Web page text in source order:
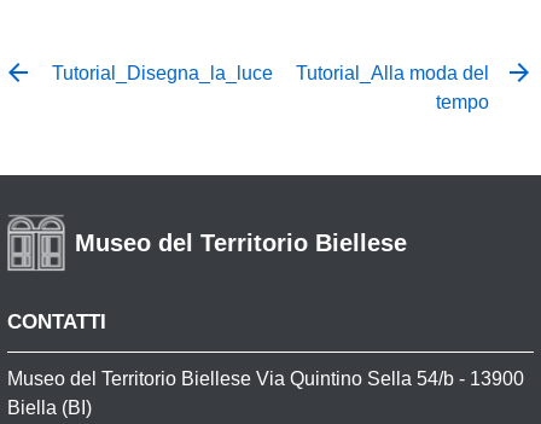
Tutorial_Disegna_la_luce
Tutorial_Alla moda del
tempo
Museo del Territorio Biellese
CONTATTI
Museo del Territorio Biellese Via Quintino Sella 54/b - 13900
Biella (BI)